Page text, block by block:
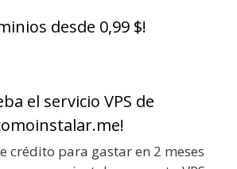
desde 0,99 $!
el servicio VPS de
crédito para gastar en 2 meses